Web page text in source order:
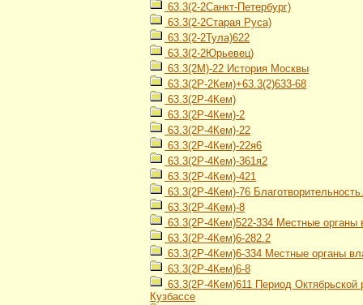
63.3(2-2Санкт-Петербург)
63.3(2-2Старая Руса)
63.3(2-2Тула)622
63.3(2-2Юрьевец)
63.3(2М)-22 История Москвы
63.3(2Р-2Кем)+63.3(2)633-68
63.3(2Р-4Кем)
63.3(2Р-4Кем)-2
63.3(2Р-4Кем)-22
63.3(2Р-4Кем)-22я6
63.3(2Р-4Кем)-361я2
63.3(2Р-4Кем)-421
63.3(2Р-4Кем)-76
63.3(2Р-4Кем)-8
63.3(2Р-4Кем)522-334 Местные органы
63.3(2Р-4Кем)6-282.2
63.3(2Р-4Кем)6-334 Местные органы
63.3(2Р-4Кем)6-8
63.3(2Р-4Кем)611 Период Октябрьской
Кузбассе